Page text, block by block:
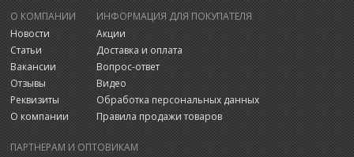
О КОМПАНИИ
Новости
Статьи
Вакансии
Отзывы
Реквизиты
О компании
ИНФОРМАЦИЯ ДЛЯ ПОКУПАТЕЛЯ
Акции
Доставка и оплата
Вопрос-ответ
Видео
Обработка персональных данных
Правила продажи товаров
ПАРТНЕРАМ И ОПТОВИКАМ